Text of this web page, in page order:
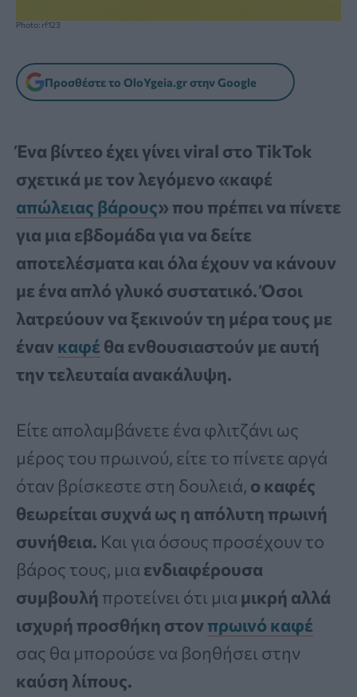
Photo: rf123
Προσθέστε το OloYgeia.gr στην Google
Ένα βίντεο έχει γίνει viral στο TikTok
σχετικά με τον λεγόμενο «καφέ
απώλειας βάρους» που πρέπει να πίνετε
για μια εβδομάδα για να δείτε
αποτελέσματα και όλα έχουν να κάνουν
με ένα απλό γλυκό συστατικό. Όσοι
λατρεύουν να ξεκινούν τη μέρα τους με
έναν καφέ θα ενθουσιαστούν με αυτή
την τελευταία ανακάλυψη.
Είτε απολαμβάνετε ένα φλιτζάνι ως
μέρος του πρωινού, είτε το πίνετε αργά
όταν βρίσκεστε στη δουλειά, ο καφές
θεωρείται συχνά ως η απόλυτη πρωινή
συνήθεια. Και για όσους προσέχουν το
βάρος τους, μια ενδιαφέρουσα
συμβουλή προτείνει ότι μια μικρή αλλά
ισχυρή προσθήκη στονπρωινό καφέ
σας θα μπορούσε να βοηθήσει στην
καύση λίπους.